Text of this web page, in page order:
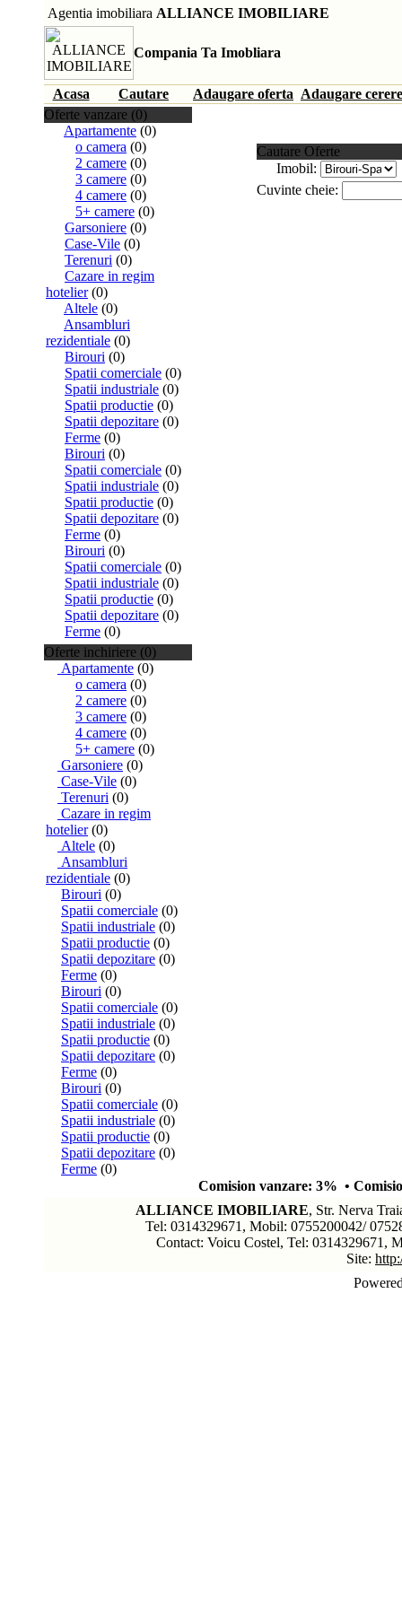
Agentia imobiliara ALLIANCE IMOBILIARE
Compania Ta Imobliara
Acasa Cautare Adaugare oferta Adaugare cerere
Oferte vanzare (0)
Apartamente (0)
o camera (0)
2 camere (0)
3 camere (0)
4 camere (0)
5+ camere (0)
Garsoniere (0)
Case-Vile (0)
Terenuri (0)
Cazare in regim
hotelier(0)
Altele (0)
Ansambluri
rezidentiale (0)
Birouri (0)
Spatii comerciale (0)
Spatii industriale (0)
Spatii productie (0)
Spatii depozitare (0)
Ferme (0)
Birouri (0)
Spatii comerciale (0)
Spatii industriale (0)
Spatii productie (0)
Spatii depozitare (0)
Ferme (0)
Birouri (0)
Spatii comerciale (0)
Spatii industriale (0)
Spatii productie (0)
Spatii depozitare (0)
Ferme (0)
Oferte inchiriere (0)
Apartamente (0)
o camera (0)
2 camere (0)
3 camere (0)
4 camere (0)
5+ camere (0)
Garsoniere (0)
Case-Vile (0)
Terenuri (0)
Cazare in regim
hotelier(0)
Altele (0)
Ansambluri
rezidentiale (0)
Birouri (0)
Spatii comerciale (0)
Spatii industriale (0)
Spatii productie (0)
Spatii depozitare (0)
Ferme (0)
Birouri (0)
Spatii comerciale (0)
Spatii industriale (0)
Spatii productie (0)
Spatii depozitare (0)
Ferme (0)
Birouri (0)
Spatii comerciale (0)
Spatii industriale (0)
Spatii productie (0)
Spatii depozitare (0)
Ferme (0)
Cautare Oferte
Imobil:
Cuvinte cheie:
Comision vanzare: 3% •
ALLIANCE IMOBILIARE, Str. Nerva
Tel: 0314329671, Mobil: 0755200042/
Contact: Voicu Costel, Tel: 0314329671,
Site: